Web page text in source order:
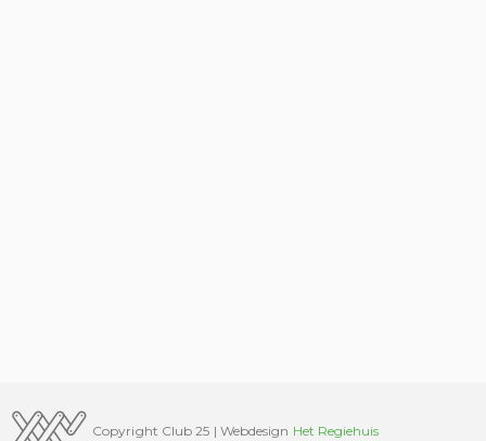
Copyright Club 25 | Webdesign Het Regiehuis